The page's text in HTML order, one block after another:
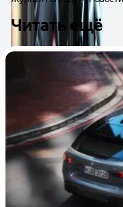
Читать ещё